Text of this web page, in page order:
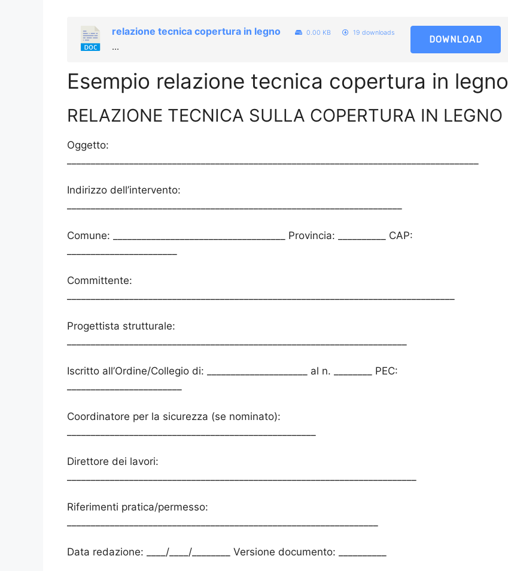
relazione tecnica copertura in legno​ 0.00 KB 19 downloads
...
DOWNLOAD
Esempio relazione tecnica copertura in legno​
RELAZIONE TECNICA SULLA COPERTURA IN LEGNO
Oggetto:
Indirizzo dell’intervento:
Comune: ____________________________________ Provincia: __________ CAP:
Committente:
Progettista strutturale:
Iscritto all’Ordine/Collegio di: _____________________ al n. ________ PEC:
Coordinatore per la sicurezza (se nominato):
Direttore dei lavori:
Riferimenti pratica/permesso:
Data redazione: ____/____/________ Versione documento: __________